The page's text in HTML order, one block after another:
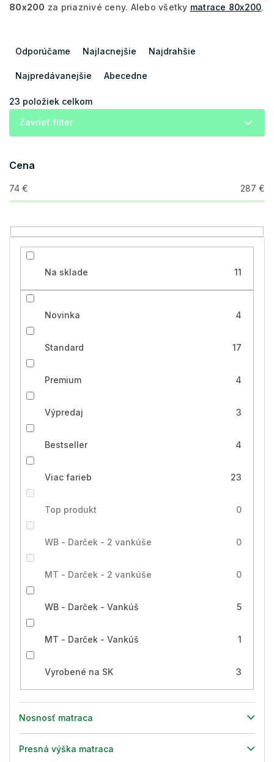
80x200 za priaznivé ceny. Alebo všetky matrace 80x200.
i
d
u
k
o
v
Odporúčame Najlacnejšie Najdrahšie
Najpredávanejšie Abecedne
23 položiek celkom
Zavrieť filter
Cena
74 € 287 €
Na sklade 11
Novinka 4
Standard 17
Premium 4
Výpredaj 3
Bestseller 4
Viac farieb 23
Top produkt 0
WB - Darček - 2 vankúše 0
MT - Darček - 2 vankúše 0
WB - Darček - Vankúš 5
MT - Darček - Vankúš 1
Vyrobené na SK 3
Nosnosť matraca
Presná výška matraca